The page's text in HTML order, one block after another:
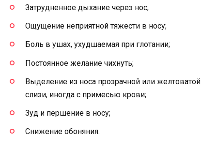
Затрудненное дыхание через нос;
Ощущение неприятной тяжести в носу;
Боль в ушах, ухудшаемая при глотании;
Постоянное желание чихнуть;
Выделение из носа прозрачной или желтоватой
слизи, иногда с примесью крови;
Зуд и першение в носу;
Снижение обоняния.